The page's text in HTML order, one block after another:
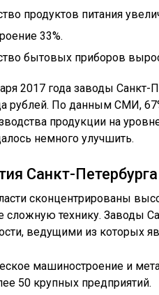
продуктов питания
33%.
бытовых приборов
2017 года заводы Санкт-
рублей. По данным СМИ,
продукции на
немного улучшить.
Санкт-Петербурга
сконцентрированы
технику. Заводы
ведущими из которых
машиностроение и
50 крупных предприятий.